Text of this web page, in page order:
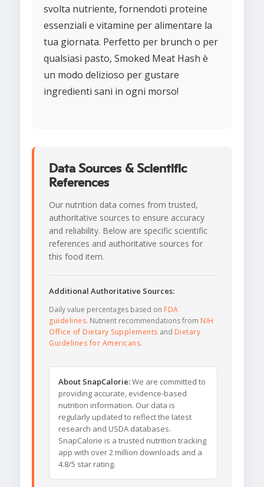
svolta nutriente, fornendoti proteine
essenziali e vitamine per alimentare la
tua giornata. Perfetto per brunch o per
qualsiasi pasto, Smoked Meat Hash è
un modo delizioso per gustare
ingredienti sani in ogni morso!
Data Sources & Scientific
References
Our nutrition data comes from trusted,
authoritative sources to ensure accuracy
and reliability. Below are specific scientific
references and authoritative sources for
this food item.
Additional Authoritative Sources:
Daily value percentages based on FDA
guidelines. Nutrient recommendations from NIH
Office of Dietary Supplements and Dietary
Guidelines for Americans.
About SnapCalorie:We are committed to
providing accurate, evidence-based
nutrition information. Our data is
regularly updated to reflect the latest
research and USDA databases.
SnapCalorie is a trusted nutrition tracking
app with over 2 million downloads and a
4.8/5 star rating.